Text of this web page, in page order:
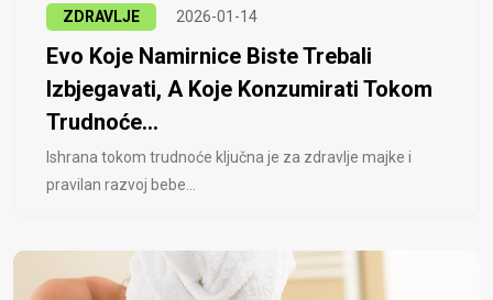
ZDRAVLJE 2026-01-14
Evo Koje Namirnice Biste Trebali
Izbjegavati, A Koje Konzumirati Tokom
Trudnoće...
Ishrana tokom trudnoće ključna je za zdravlje majke i
pravilan razvoj bebe...